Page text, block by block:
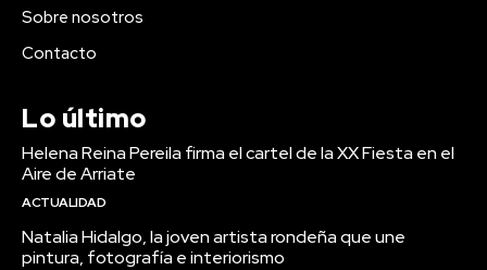
Sobre nosotros
Contacto
Lo último
Helena Reina Pereila firma el cartel de la XX Fiesta en el
Aire de Arriate
ACTUALIDAD
Natalia Hidalgo, la joven artista rondeña que une
pintura, fotografía e interiorismo